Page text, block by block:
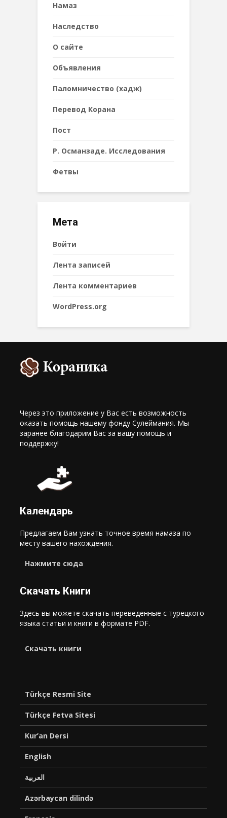
Намаз
Наследствo
О сайте
Объявления
Паломничество (хадж)
Перевод Корана
Пост
Р. Османзаде. Исследования
Фетвы
Мета
Войти
Лента записей
Лента комментариев
WordPress.org
Через это приложение у Вас есть возможность
оказать помощь нашему фонду Сулеймания. Мы
заранее благодарим Вас за вашу помощь и
поддержку!
Календарь
Предлагаем Вам узнать точное время намаза по
месту вашего нахождения.
Нажмите сюда
Скачать Книги
Здесь вы можете скачать переведенные с турецкого
языка статьи и книги в формате PDF.
Cкачать книги
Türkçe Resmi Site
Türkçe Fetva Sitesi
Kur’an Dersi
English
العربية
Azərbaycan dilində